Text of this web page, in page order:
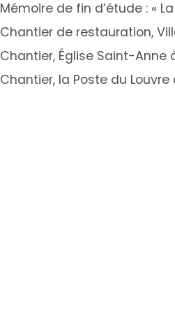
Mémoire de fin d’étude : «
Chantier de restauration,
Chantier, Église Saint-Anne
Chantier, la Poste du Louvre